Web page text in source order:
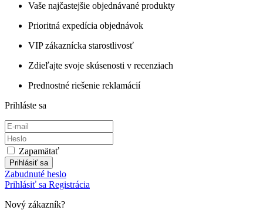
Vaše najčastejšie objednávané produkty
Prioritná expedícia objednávok
VIP zákaznícka starostlivosť
Zdieľajte svoje skúsenosti v recenziach
Prednostné riešenie reklamácií
Prihláste sa
Zapamätať
Prihlásiť sa
Zabudnuté heslo
Prihlásiť sa Registrácia
Nový zákazník?